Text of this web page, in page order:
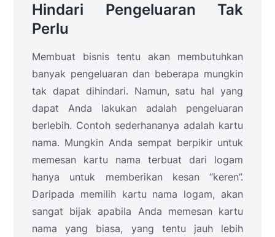
Hindari Pengeluaran Tak
Perlu
Membuat bisnis tentu akan membutuhkan
banyak pengeluaran dan beberapa mungkin
tak dapat dihindari. Namun, satu hal yang
dapat Anda lakukan adalah pengeluaran
berlebih. Contoh sederhananya adalah kartu
nama. Mungkin Anda sempat berpikir untuk
memesan kartu nama terbuat dari logam
hanya untuk memberikan kesan “keren”.
Daripada memilih kartu nama logam, akan
sangat bijak apabila Anda memesan kartu
nama yang biasa, yang tentu jauh lebih